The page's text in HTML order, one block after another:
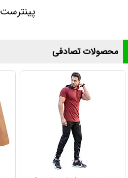
پینترست
محصولات تصادفی